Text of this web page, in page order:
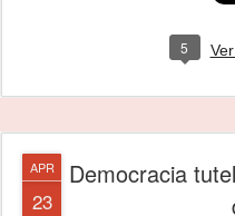
5
APR
23
Democracia